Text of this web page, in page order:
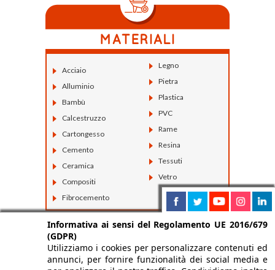
Acciaio
Alluminio
Bambù
Calcestruzzo
Cartongesso
Cemento
Ceramica
Compositi
Fibrocemento
Legno
Pietra
Plastica
PVC
Rame
Resina
Tessuti
Vetro
Informativa ai sensi del Regolamento UE 2016/679
(GDPR)
Utilizziamo i cookies per personalizzare contenuti ed
annunci, per fornire funzionalità dei social media e